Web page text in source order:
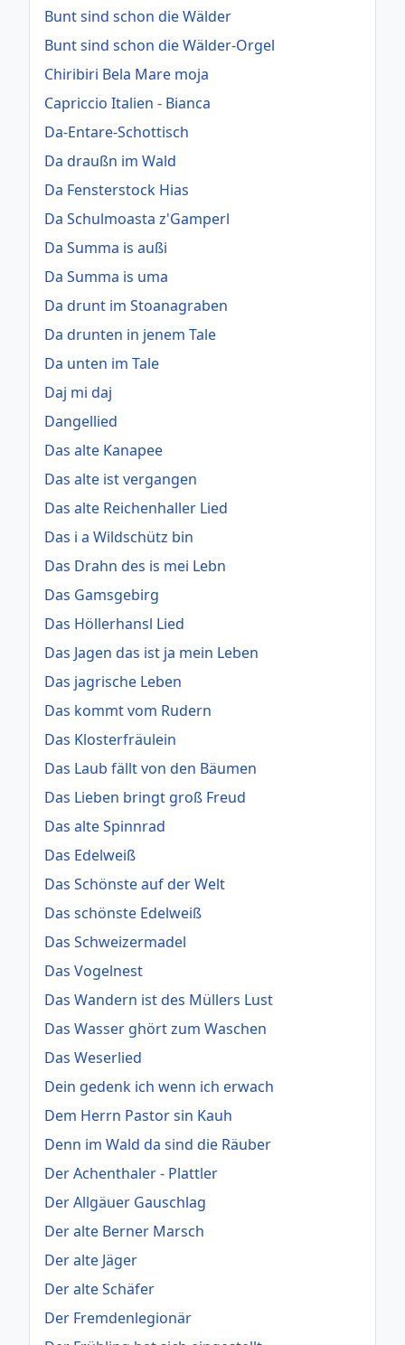
Bunt sind schon die Wälder
Bunt sind schon die Wälder-Orgel
Chiribiri Bela Mare moja
Capriccio Italien - Bianca
Da-Entare-Schottisch
Da draußn im Wald
Da Fensterstock Hias
Da Schulmoasta z'Gamperl
Da Summa is außi
Da Summa is uma
Da drunt im Stoanagraben
Da drunten in jenem Tale
Da unten im Tale
Daj mi daj
Dangellied
Das alte Kanapee
Das alte ist vergangen
Das alte Reichenhaller Lied
Das i a Wildschütz bin
Das Drahn des is mei Lebn
Das Gamsgebirg
Das Höllerhansl Lied
Das Jagen das ist ja mein Leben
Das jagrische Leben
Das kommt vom Rudern
Das Klosterfräulein
Das Laub fällt von den Bäumen
Das Lieben bringt groß Freud
Das alte Spinnrad
Das Edelweiß
Das Schönste auf der Welt
Das schönste Edelweiß
Das Schweizermadel
Das Vogelnest
Das Wandern ist des Müllers Lust
Das Wasser ghört zum Waschen
Das Weserlied
Dein gedenk ich wenn ich erwach
Dem Herrn Pastor sin Kauh
Denn im Wald da sind die Räuber
Der Achenthaler - Plattler
Der Allgäuer Gauschlag
Der alte Berner Marsch
Der alte Jäger
Der alte Schäfer
Der Fremdenlegionär